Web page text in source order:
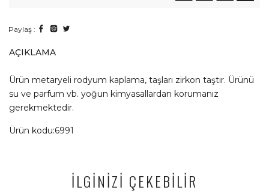
Paylaş :
AÇIKLAMA
Ürün metaryeli rodyum kaplama, taşları zirkon taştır. Ürünü
su ve parfum vb. yoğun kimyasallardan korumanız
gerekmektedir.
Ürün kodu:6991
İLGİNİZİ ÇEKEBİLİR